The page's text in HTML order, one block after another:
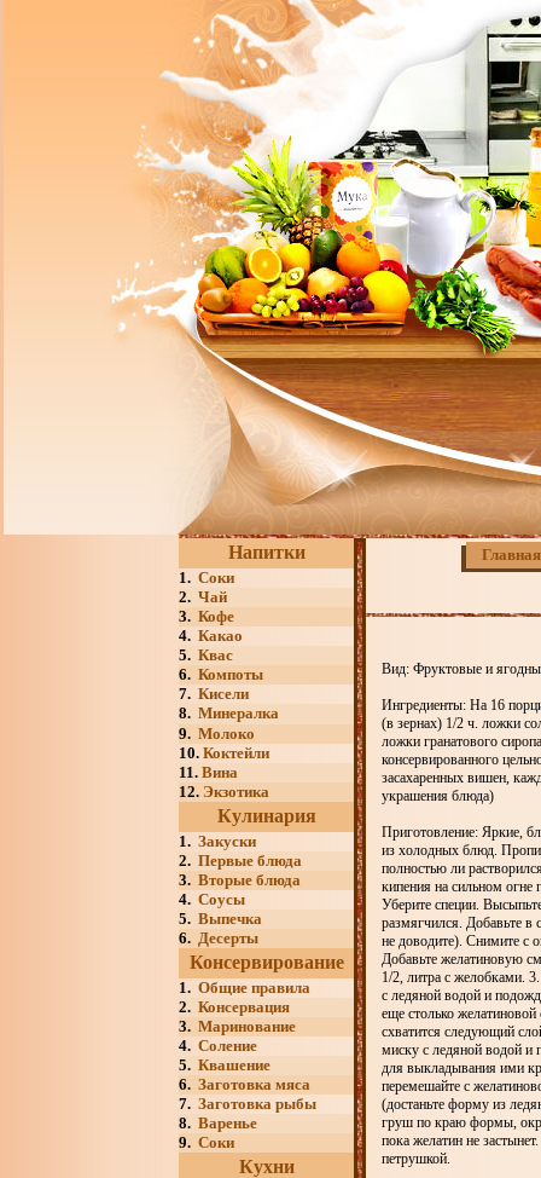
Напитки
1. Соки
2. Чай
3. Кофе
4. Какао
5. Квас
6. Компоты
7. Кисели
8. Минералка
9. Молоко
10. Коктейли
11. Вина
12. Экзотика
Кулинария
1. Закуски
2. Первые блюда
3. Вторые блюда
4. Соусы
5. Выпечка
6. Десерты
Консервирование
1. Общие правила
2. Консервация
3. Маринование
4. Соление
5. Квашение
6. Заготовка мяса
7. Заготовка рыбы
8. Варенье
9. Соки
Кухни
Главная
Вид: Фруктовые и
Ингредиенты: На 16
(в зернах) 1/2 ч. ложки
ложки гранатового
консервированного
засахаренных вишен,
украшения блюда)
Приготовление: Яркие,
из холодных блюд.
полностью ли
кипения на сильном
Уберите специи.
размягчился. Добавьте в
не доводите). Снимите с
Добавьте желатиновую
1/2, литра с желобками.
с ледяной водой и
еще столько
схватится следующий
миску с ледяной водой и
для выкладывания ими
перемешайте с
(достаньте форму из
груш по краю формы,
пока желатин не
петрушкой.